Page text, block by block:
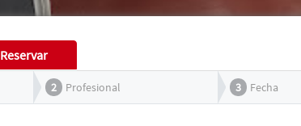
Reservar
2 Profesional 3 Fecha